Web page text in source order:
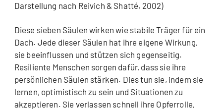
Darstellung nach Reivich & Shatté, 2002)
Diese sieben Säulen wirken wie stabile Träger für ein
Dach. Jede dieser Säulen hat ihre eigene Wirkung,
sie beeinflussen und stützen sich gegenseitig.
Resiliente Menschen sorgen dafür, dass sie ihre
persönlichen Säulen stärken. Dies tun sie, indem sie
lernen, optimistisch zu sein und Situationen zu
akzeptieren. Sie verlassen schnell ihre Opferrolle,